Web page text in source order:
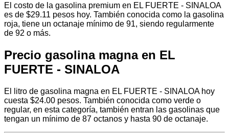
El costo de la gasolina premium en EL FUERTE - SINALOA
es de $29.11 pesos hoy. También conocida como la gasolina
roja, tiene un octanaje mínimo de 91, siendo regularmente
de 92 o más.
Precio gasolina magna en EL
FUERTE - SINALOA
El litro de gasolina magna en EL FUERTE - SINALOA hoy
cuesta $24.00 pesos. También conocida como verde o
regular, en esta categoría, también entran las gasolinas que
tengan un mínimo de 87 octanos y hasta 90 de octanaje.